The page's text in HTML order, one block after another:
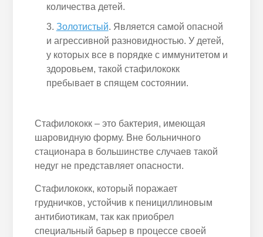
количества детей.
Золотистый. Является самой опасной
и агрессивной разновидностью. У детей,
у которых все в порядке с иммунитетом и
здоровьем, такой стафилококк
пребывает в спящем состоянии.
Стафилококк – это бактерия, имеющая
шаровидную форму. Вне больничного
стационара в большинстве случаев такой
недуг не представляет опасности.
Стафилококк, который поражает
грудничков, устойчив к пенициллиновым
антибиотикам, так как приобрел
специальный барьер в процессе своей